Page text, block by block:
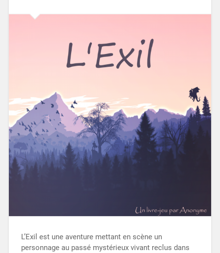
L’Exil est une aventure mettant en scène un
personnage au passé mystérieux vivant reclus dans